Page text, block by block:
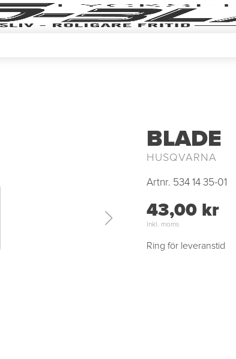
BLADE
HUSQVARNA
Artnr. 534 14 35-01
43,00 kr
Inkl. moms
Ring för leveranstid